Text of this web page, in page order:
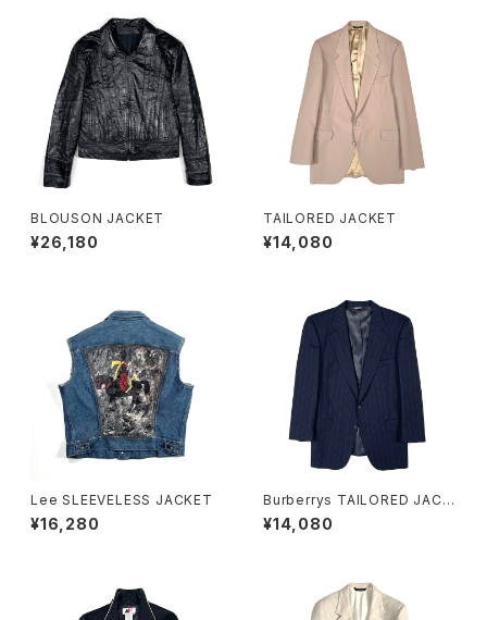
BLOUSON JACKET
¥26,180
TAILORED JACKET
¥14,080
Lee SLEEVELESS JACKET
¥16,280
Burberrys TAILORED JACK
ET
¥14,080